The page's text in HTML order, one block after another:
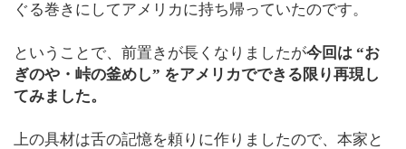
ぐる巻きにしてアメリカに持ち帰っていたのです。
ということで、前置きが長くなりましたが今回は “お
ぎのや・峠の釜めし” をアメリカでできる限り再現し
てみました。
上の具材は舌の記憶を頼りに作りましたので、本家と